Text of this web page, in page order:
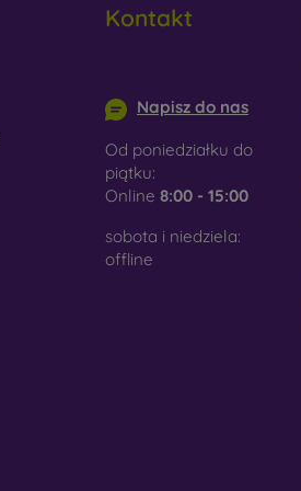
dotyku. Jest to
- Dzięki
na telefon. Do
- Szkło
komórkowych.
Materiał z
pochodzących z
jest obecnie bardzo
W naszym sklepie
wykonanych z różnych
Kontakt
Napisz do nas
Od poniedziałku do
piątku:
Online 8:00 - 15:00
sobota i niedziela:
offline